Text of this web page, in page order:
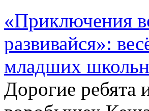
«Приключения
развивайся»:
младших
Дорогие